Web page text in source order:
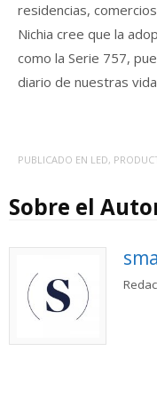
residencias,
Nichia cree que la
como la Serie 757,
diario de nuestras
PUBLICADO EN LED,
Sobre el